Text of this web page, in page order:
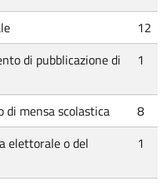
12
di pubblicazione di
1
di mensa scolastica
8
elettorale o del
1